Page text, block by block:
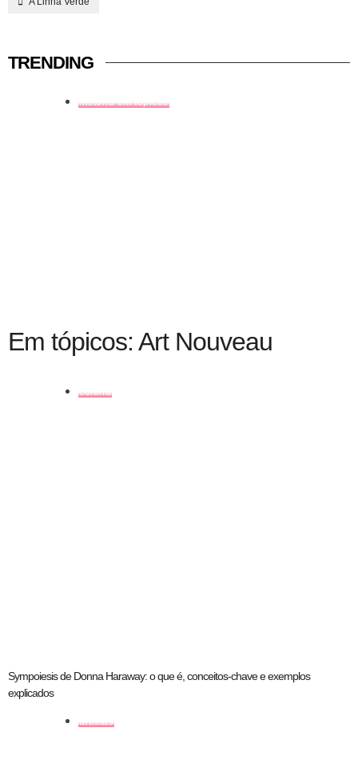
TRENDING
história em tópicos
Em tópicos: Art Nouveau
coluna
Sympoiesis de Donna Haraway: o que é, conceitos-chave e exemplos
explicados
artistas